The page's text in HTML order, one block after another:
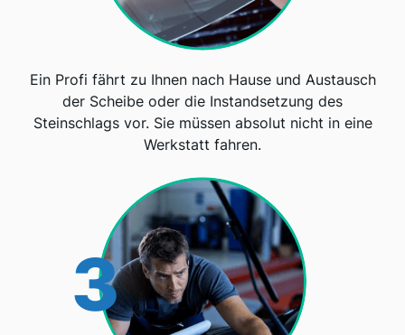
Ein Profi fährt zu Ihnen nach Hause und Austausch
der Scheibe oder die Instandsetzung des
Steinschlags vor. Sie müssen absolut nicht in eine
Werkstatt fahren.
3